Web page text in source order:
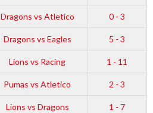
Dragons vs Atletico 0 - 3
Dragons vs Eagles 5 - 3
Lions vs Racing 1 - 11
Pumas vs Atletico 2 - 3
Lions vs Dragons 1 - 7